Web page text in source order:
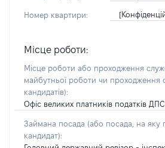
Номер квартири:
Місце роботи:
Місце роботи або проходження
майбутньої роботи чи проходження
кандидатів):
Офіс великих платників податків ДПС
Займана посада (або посада, на яку
кандидат):